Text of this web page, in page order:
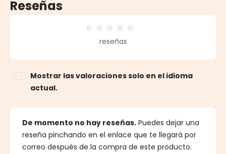
Reseñas
Calificación promedio de 0 de 5 estrellas
reseñas
Mostrar las valoraciones solo en el idioma
actual.
De momento no hay reseñas. Puedes dejar una
reseña pinchando en el enlace que te llegará por
correo después de la compra de este producto.